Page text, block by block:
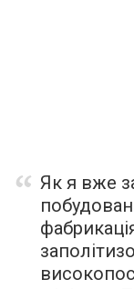
Як я вже